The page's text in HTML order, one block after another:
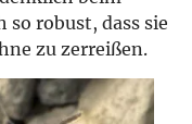
so robust, dass sie
zu zerreißen.